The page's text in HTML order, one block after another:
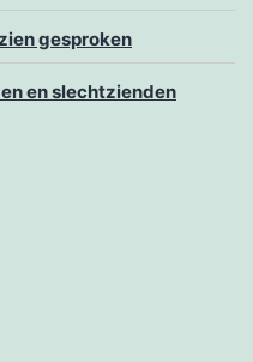
gesproken
en slechtzienden